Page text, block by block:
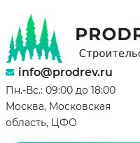
info@prodrev.ru
Пн.-Вс.: 09:00 до 18:00
Москва, Московская
область, ЦФО